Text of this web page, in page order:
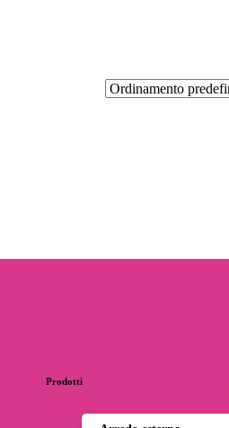
Prodotti